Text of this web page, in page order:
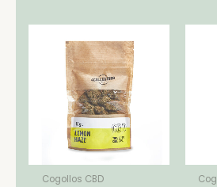
Cogollos CBD